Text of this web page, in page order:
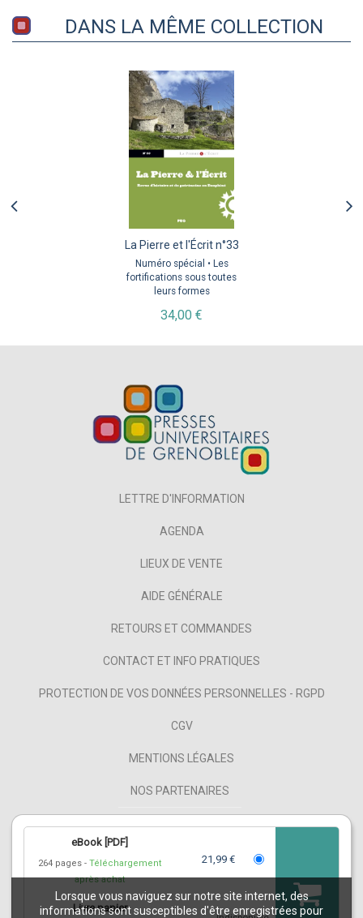
Lorsque vous naviguez sur notre site internet, des
informations sont susceptibles d'être enregistrées pour
eBook [PDF]
264 pages
Téléchargement
après achat
21,99 €
Livre papier
DANS LA MÊME COLLECTION
La Pierre et l'Écrit n°33
Numéro spécial • Les
fortifications sous toutes
leurs formes
34,00 €
LETTRE D'INFORMATION
AGENDA
LIEUX DE VENTE
AIDE GÉNÉRALE
RETOURS ET COMMANDES
CONTACT ET INFO PRATIQUES
PROTECTION DE VOS DONNÉES PERSONNELLES - RGPD
CGV
MENTIONS LÉGALES
NOS PARTENAIRES
FAQ
FLUX RSS